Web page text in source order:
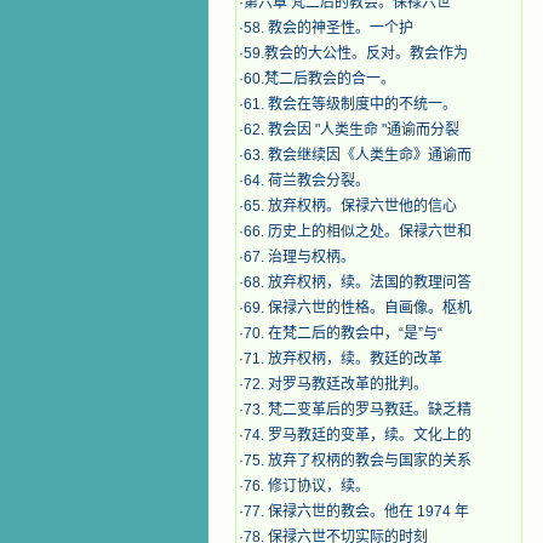
·​58. 教会的神圣性。一个护
·59.教会的大公性。反对。教会作为
·60.梵二后教会的合一。
·61. 教会在等级制度中的不统一。
·62. 教会因 "人类生命 "通谕而分裂
·63. 教会继续因《人类生命》通谕而
·64. 荷兰教会分裂。
·65. 放弃权柄。保禄六世他的信心
·66. 历史上的相似之处。保禄六世和
·67. 治理与权柄。
·68. 放弃权柄，续。法国的教理问答
·69. 保禄六世的性格。自画像。枢机
·70. 在梵二后的教会中，“是”与“
·71. 放弃权柄，续。教廷的改革
·72. 对罗马教廷改革的批判。
·73. 梵二变革后的罗马教廷。缺乏精
·74. 罗马教廷的变革，续。文化上的
·75. 放弃了权柄的教会与国家的关系
·76. 修订协议，续。
·77. 保禄六世的教会。他在 1974 年
·78. 保禄六世不切实际的时刻